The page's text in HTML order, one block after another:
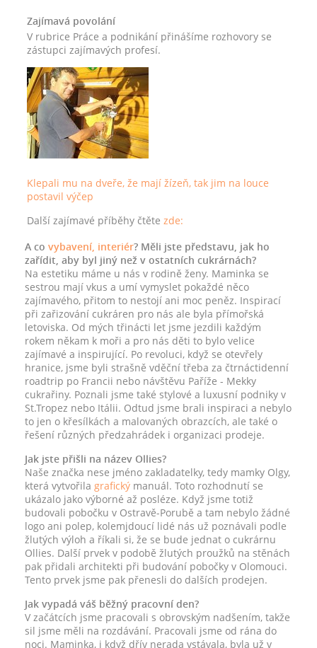
Zajímavá povolání
V rubrice Práce a podnikání přinášíme rozhovory se
zástupci zajímavých profesí.
Klepali mu na dveře, že mají žízeň, tak jim na louce
postavil výčep
Další zajímavé příběhy čtěte zde:
A co vybavení, interiér? Měli jste představu, jak ho
zařídit, aby byl jiný než v ostatních cukrárnách?
Na estetiku máme u nás v rodině ženy. Maminka se
sestrou mají vkus a umí vymyslet pokaždé něco
zajímavého, přitom to nestojí ani moc peněz. Inspirací
při zařizování cukráren pro nás ale byla přímořská
letoviska. Od mých třinácti let jsme jezdili každým
rokem někam k moři a pro nás děti to bylo velice
zajímavé a inspirující. Po revoluci, když se otevřely
hranice, jsme byli strašně vděční třeba za čtrnáctidenní
roadtrip po Francii nebo návštěvu Paříže - Mekky
cukrařiny. Poznali jsme také stylové a luxusní podniky v
St.Tropez nebo Itálii. Odtud jsme brali inspiraci a nebylo
to jen o křesílkách a malovaných obrazcích, ale také o
řešení různých předzahrádek i organizaci prodeje.
Jak jste přišli na název Ollies?
Naše značka nese jméno zakladatelky, tedy mamky Olgy,
která vytvořila grafický manuál. Toto rozhodnutí se
ukázalo jako výborné až posléze. Když jsme totiž
budovali pobočku v Ostravě-Porubě a tam nebylo žádné
logo ani polep, kolemjdoucí lidé nás už poznávali podle
žlutých výloh a říkali si, že se bude jednat o cukrárnu
Ollies. Další prvek v podobě žlutých proužků na stěnách
pak přidali architekti při budování pobočky v Olomouci.
Tento prvek jsme pak přenesli do dalších prodejen.
Jak vypadá váš běžný pracovní den?
V začátcích jsme pracovali s obrovským nadšením, takže
sil jsme měli na rozdávání. Pracovali jsme od rána do
noci. Maminka, i když dřív nerada vstávala, byla už v